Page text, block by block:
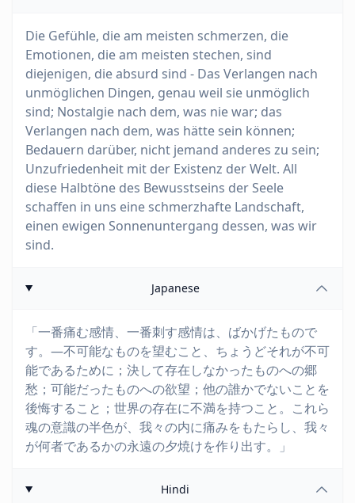
Die Gefühle, die am meisten schmerzen, die
Emotionen, die am meisten stechen, sind
diejenigen, die absurd sind - Das Verlangen nach
unmöglichen Dingen, genau weil sie unmöglich
sind; Nostalgie nach dem, was nie war; das
Verlangen nach dem, was hätte sein können;
Bedauern darüber, nicht jemand anderes zu sein;
Unzufriedenheit mit der Existenz der Welt. All
diese Halbtöne des Bewusstseins der Seele
schaffen in uns eine schmerzhafte Landschaft,
einen ewigen Sonnenuntergang dessen, was wir
sind.
Japanese
「一番痛む感情、一番刺す感情は、ばかげたもので
す。―不可能なものを望むこと、ちょうどそれが不可
能であるために；決して存在しなかったものへの郷
愁；可能だったものへの欲望；他の誰かでないことを
後悔すること；世界の存在に不満を持つこと。これら
魂の意識の半色が、我々の内に痛みをもたらし、我々
が何者であるかの永遠の夕焼けを作り出す。」
Hindi